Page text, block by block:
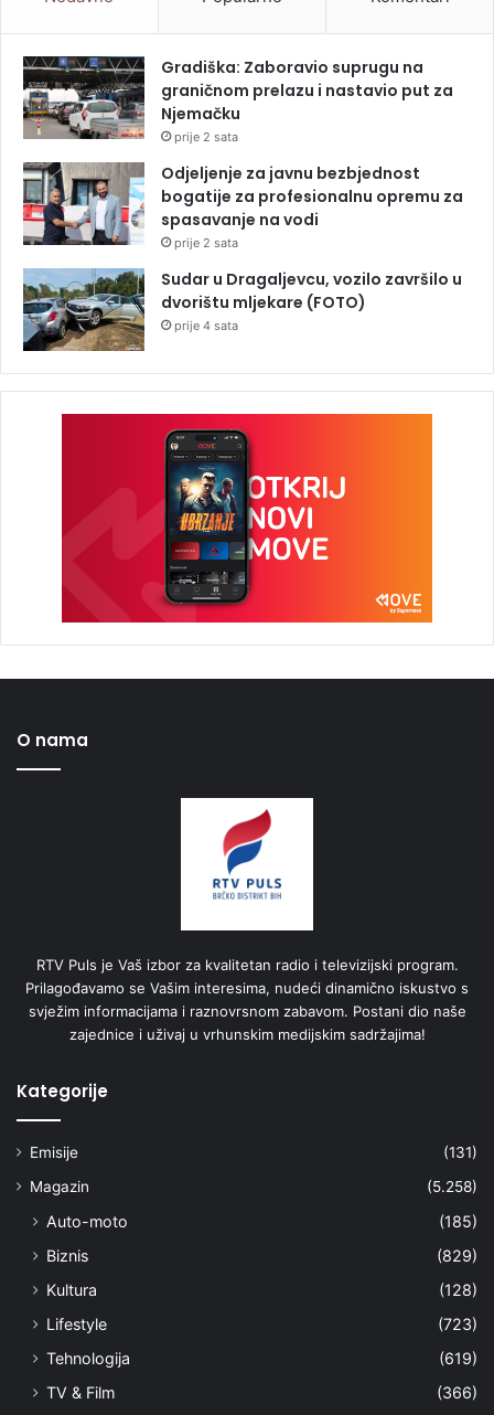
Gradiška: Zaboravio suprugu na
graničnom prelazu i nastavio put za
Njemačku
prije 2 sata
Odjeljenje za javnu bezbjednost
bogatije za profesionalnu opremu za
spasavanje na vodi
prije 2 sata
Sudar u Dragaljevcu, vozilo završilo u
dvorištu mljekare (FOTO)
prije 4 sata
O nama
RTV Puls je Vaš izbor za kvalitetan radio i televizijski program.
Prilagođavamo se Vašim interesima, nudeći dinamično iskustvo s
svježim informacijama i raznovrsnom zabavom. Postani dio naše
zajednice i uživaj u vrhunskim medijskim sadržajima!
Kategorije
Emisije
(131)
Magazin
(5.258)
Auto-moto
(185)
Biznis
(829)
Kultura
(128)
Lifestyle
(723)
Tehnologija
(619)
TV & Film
(366)